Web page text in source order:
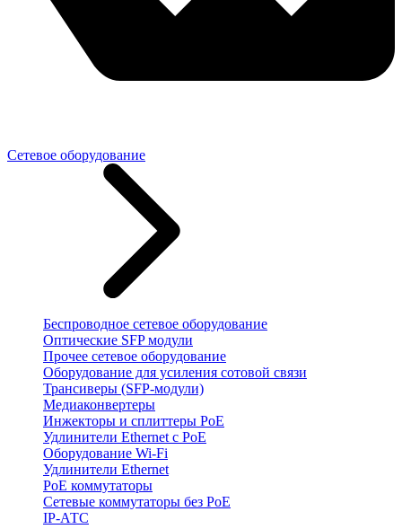
Сетевое оборудование
Беспроводное сетевое оборудование
Оптические SFP модули
Прочее сетевое оборудование
Оборудование для усиления сотовой связи
Трансиверы (SFP-модули)
Медиаконвертеры
Инжекторы и сплиттеры PoE
Удлинители Ethernet с PoE
Оборудование Wi-Fi
Удлинители Ethernet
PoE коммутаторы
Сетевые коммутаторы без PoE
IP-АТС